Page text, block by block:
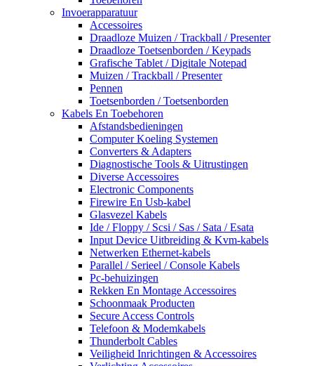
Invoerapparatuur
Accessoires
Draadloze Muizen / Trackball / Presenter
Draadloze Toetsenborden / Keypads
Grafische Tablet / Digitale Notepad
Muizen / Trackball / Presenter
Pennen
Toetsenborden / Toetsenborden
Kabels En Toebehoren
Afstandsbedieningen
Computer Koeling Systemen
Converters & Adapters
Diagnostische Tools & Uitrustingen
Diverse Accessoires
Electronic Components
Firewire En Usb-kabel
Glasvezel Kabels
Ide / Floppy / Scsi / Sas / Sata / Esata
Input Device Uitbreiding & Kvm-kabels
Netwerken Ethernet-kabels
Parallel / Serieel / Console Kabels
Pc-behuizingen
Rekken En Montage Accessoires
Schoonmaak Producten
Secure Access Controls
Telefoon & Modemkabels
Thunderbolt Cables
Veiligheid Inrichtingen & Accessoires